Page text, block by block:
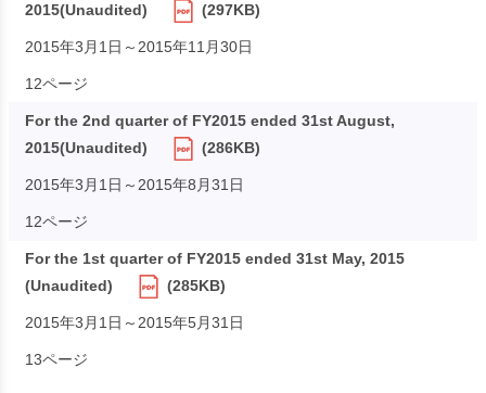
2015(Unaudited)
(297KB)
2015年3月1日～2015年11月30日
12ページ
For the 2nd quarter of FY2015 ended 31st August,
2015(Unaudited)
(286KB)
2015年3月1日～2015年8月31日
12ページ
For the 1st quarter of FY2015 ended 31st May, 2015
(Unaudited)
(285KB)
2015年3月1日～2015年5月31日
13ページ